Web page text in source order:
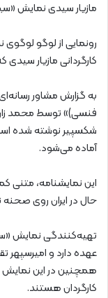
مازیار سیدی نمایش
رونمایی از لوگو
کارگردانی مازیار
به گزارش مشاور
فنسی)» توسط محمد
شکسپیر نوشته شده است
آماده می‌شود.
این نمایشنامه، متنی
حال در ایران روی صحنه
تهیه‌کنندگی نمایش
عهده دارد و امیرسپهر
همچنین در این نمایش
کارگردان هستند.